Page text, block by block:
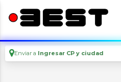
Enviar a Ingresar CP y ciudad